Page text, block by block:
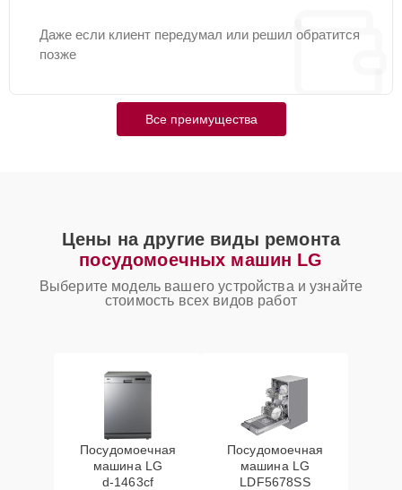
Даже если клиент передумал или решил обратится
позже
Все преимущества
Цены на другие виды ремонта
посудомоечных машин LG
Выберите модель вашего устройства и узнайте
стоимость всех видов работ
Посудомоечная
машина LG
d‑1463cf
Посудомоечная
машина LG
LDF5678SS